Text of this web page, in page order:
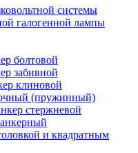
системы
галогенной лампы
болтовой
забивной
клиновой
(пружинный)
стержневой